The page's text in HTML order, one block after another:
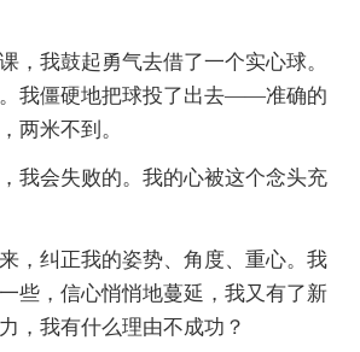
我鼓起勇气去借了一个实心球。
我僵硬地把球投了出去——准确的
两米不到。
会失败的。我的心被这个念头充
纠正我的姿势、角度、重心。我
些，信心悄悄地蔓延，我又有了新
，我有什么理由不成功？